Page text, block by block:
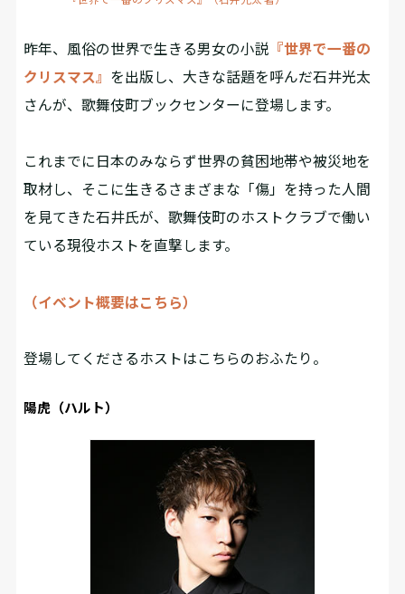
昨年、風俗の世界で生きる男女の小説 『世界で一番の
クリスマス』 を出版し、大きな話題を呼んだ石井光太
さんが、歌舞伎町ブックセンターに登場します。
これまでに日本のみならず世界の貧困地帯や被災地を
取材し、そこに生きるさまざまな「傷」を持った人間
を見てきた石井氏が、歌舞伎町のホストクラブで働い
ている現役ホストを直撃します。
（イベント概要はこちら）
登場してくださるホストはこちらのおふたり。
陽虎（ハルト）